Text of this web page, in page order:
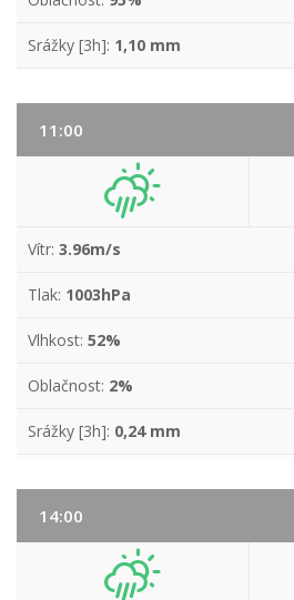
Srážky [3h]: 1,10 mm
11:00
Vítr: 3.96m/s
Tlak: 1003hPa
Vlhkost: 52%
Oblačnost: 2%
Srážky [3h]: 0,24 mm
14:00